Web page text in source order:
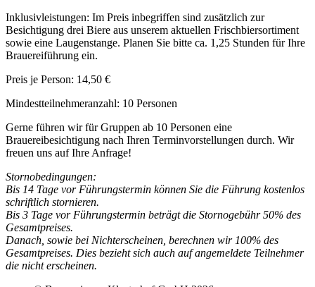
Inklusivleistungen: Im Preis inbegriffen sind zusätzlich zur
Besichtigung drei Biere aus unserem aktuellen Frischbiersortiment
sowie eine Laugenstange. Planen Sie bitte ca. 1,25 Stunden für Ihre
Brauereiführung ein.
Preis je Person: 14,50 €
Mindestteilnehmeranzahl: 10 Personen
Gerne führen wir für Gruppen ab 10 Personen eine
Brauereibesichtigung nach Ihren Terminvorstellungen durch. Wir
freuen uns auf Ihre Anfrage!
Stornobedingungen:
Bis 14 Tage vor Führungstermin können Sie die Führung kostenlos
schriftlich stornieren.
Bis 3 Tage vor Führungstermin beträgt die Stornogebühr 50% des
Gesamtpreises.
Danach, sowie bei Nichterscheinen, berechnen wir 100% des
Gesamtpreises. Dies bezieht sich auch auf angemeldete Teilnehmer
die nicht erscheinen.